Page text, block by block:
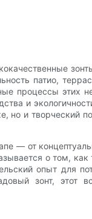
патио,
процессы этих
и
но и творческий
— от
о том,
опыт для
зонт, этот